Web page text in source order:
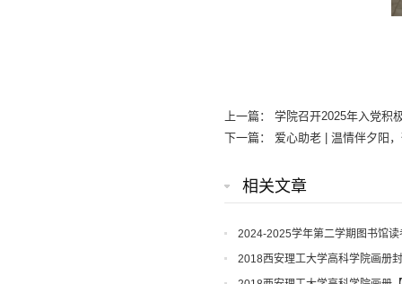
上一篇： 学院召开2025年入党积
下一篇： 爱心助老 | 温情伴夕阳
相关文章
2024-2025学年第二学期图书馆读
2018西安理工大学高科学院画册